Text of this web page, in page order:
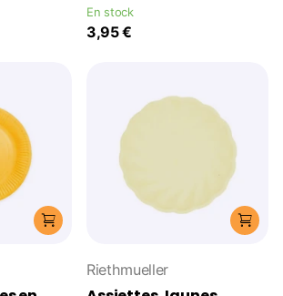
En stock
3,95 €
Riethmueller